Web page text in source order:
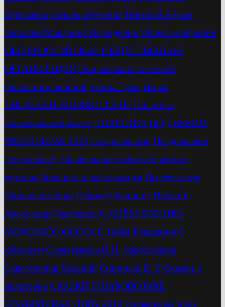
Вересаева Начало обучения Николай Жуков
Николай Макаров Обсуждение Общего собрания
ОБЩЕРОССИЙСКАЯ ОБЩЕСТВЕННАЯ
ОРГАНИЗАЦИЯ Они воевали за речкой
Опалённые войной улицы Тулы Пасха
ПИСАТЕЛИ-МОРЯКИ ТУЛЫ Писатель
Писательский билет ПОВЕСТКА ПОД НЕБОМ
РЯЗАНСКИМ-2019 Поздравление Поздравляем
Поздравляет Православие и фитотерапия в
помощь больным алкоголизмом Презентация
Приокские зори Псков публицист Пушкин
Александр Сергеевич С ДНЁМ ВОЕННО-
МОРСКОГО ФЛОТА С Днём Рождения С
юбиллем Савастьянов В.Н. Савостьянов
Савостьянов Валерий Синицын В. В Сказки о
Белозерке СКАЗКИ О ПАРОВОЗИКЕ
СЛАВЯНСКАЯ ЛИРА-2019 Словенское поле